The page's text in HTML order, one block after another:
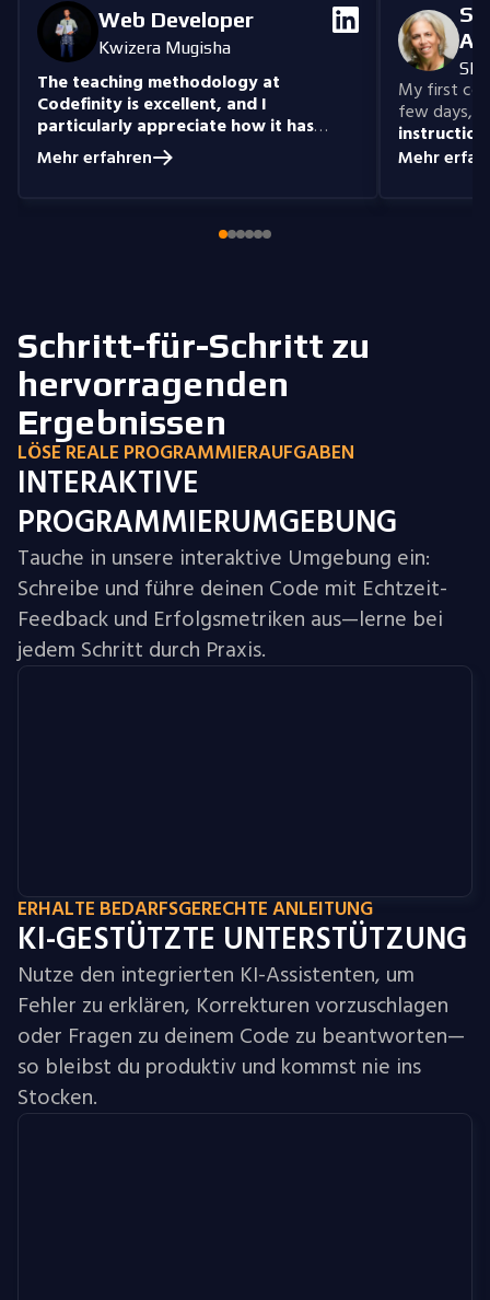
Web Developer
Kwizera Mugisha
The teaching methodology at
Codefinity is excellent, and I
particularly appreciate how it has
prepared me to handle real-world
coding problems.
knowledge I have gained.
Mehr erfahren
My first
few days,
Mehr
Schritt-für-Schritt zu
hervorragenden
Ergebnissen
LÖSE REALE PROGRAMMIERAUFGABEN
INTERAKTIVE
PROGRAMMIERUMGEBUNG
Tauche in unsere interaktive Umgebung ein:
Schreibe und führe deinen Code mit Echtzeit-
Feedback und Erfolgsmetriken aus—lerne bei
jedem Schritt durch Praxis.
ERHALTE BEDARFSGERECHTE ANLEITUNG
KI-GESTÜTZTE UNTERSTÜTZUNG
Nutze den integrierten KI-Assistenten, um
Fehler zu erklären, Korrekturen vorzuschlagen
oder Fragen zu deinem Code zu beantworten—
so bleibst du produktiv und kommst nie ins
Stocken.